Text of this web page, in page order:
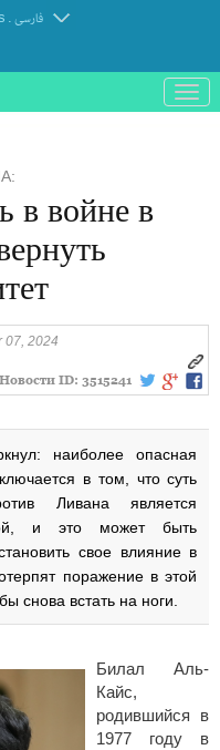
. فارسی
باز
و
в войне в
07, 2024
Новости ID: 3515241
наиболее опасная
в том, что суть
Ливана является
и это может быть
свое влияние в
поражение в этой
снова встать на ноги.
Билал Аль-
Кайс,
родившийся в
1977 году в